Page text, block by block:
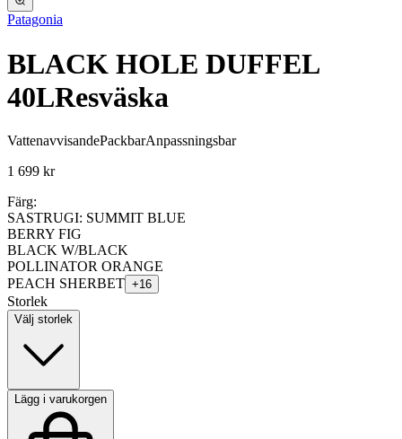
Patagonia
BLACK HOLE DUFFEL
40LResväska
VattenavvisandePackbarAnpassningsbar
1 699 kr
Färg:
SASTRUGI: SUMMIT BLUE
BERRY FIG
BLACK W/BLACK
POLLINATOR ORANGE
PEACH SHERBET +16
Storlek
Välj storlek
Lägg i varukorgen